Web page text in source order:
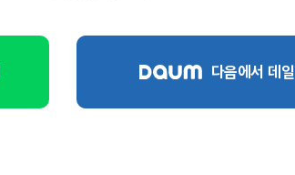
다음에서 데